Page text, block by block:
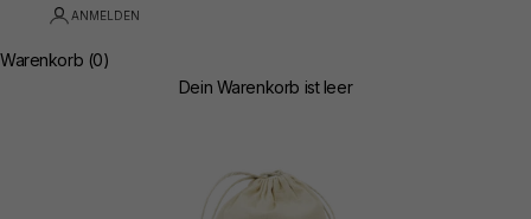
ANMELDEN
Warenkorb (0)
Dein Warenkorb ist leer